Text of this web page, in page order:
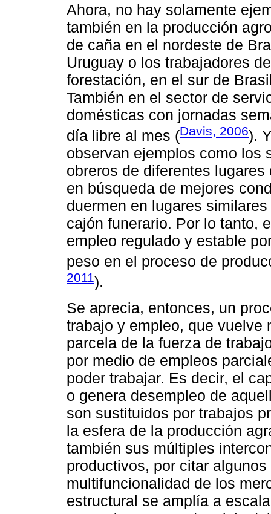
Ahora, no hay solamente
también en la producción
de caña en el nordeste de
Uruguay o los trabajadores
forestación, en el sur de
También en el sector de
domésticas con jornadas
día libre al mes (Davis, 2006).
observan ejemplos como los
obreros de diferentes
en búsqueda de mejores
duermen en lugares
cajón funerario. Por lo tanto,
empleo regulado y estable
peso en el proceso de
2011).
Se aprecia, entonces, un
trabajo y empleo, que vuelve
parcela de la fuerza de
por medio de empleos
poder trabajar. Es decir, el
o genera desempleo de
son sustituidos por trabajos
la esfera de la producción
también sus múltiples
productivos, por citar
multifuncionalidad de los
estructural se amplía a